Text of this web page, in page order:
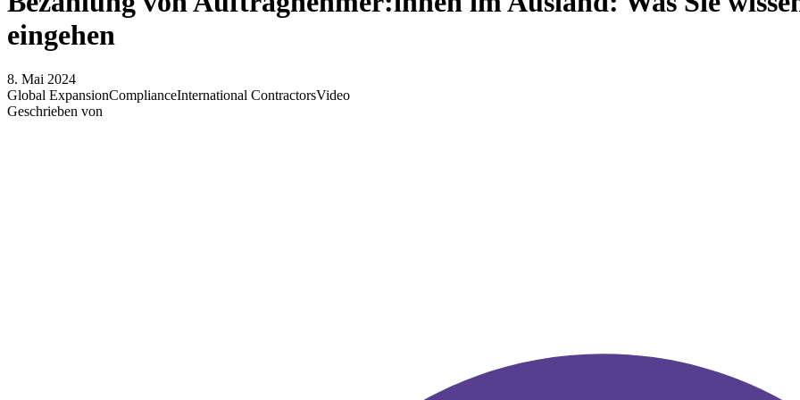
eingehen
8. Mai 2024
Global ExpansionComplianceInternational ContractorsVideo
Geschrieben von